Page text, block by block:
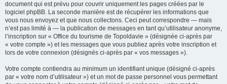
document qui est prévu pour couvrir uniquement les pages créées par le
logiciel phpBB. La seconde manière est de récupérer les informations que
vous nous envoyez et que nous collectons. Ceci peut correspondre — mais
n’est pas limité à — la publication de messages en tant qu’utilisateur anonyme,
l’inscription sur « Office du tourisme de Topoldavie » (désignée ci-après par
« votre compte ») et les messages que vous publiez après votre inscription et
lors de votre connexion (désignés ci-après par « vos messages »).
Votre compte contiendra au minimum un identifiant unique (désigné ci-après
par « votre nom d’utilisateur ») et un mot de passe personnel vous permettant